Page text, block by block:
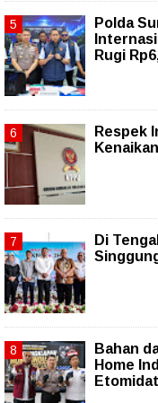
Polda
Rugi
Respek
Di
Bahan
Home